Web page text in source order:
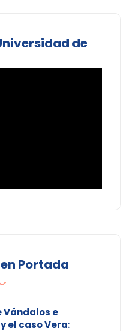
de
Portada
Vándalos e
el caso Vera: